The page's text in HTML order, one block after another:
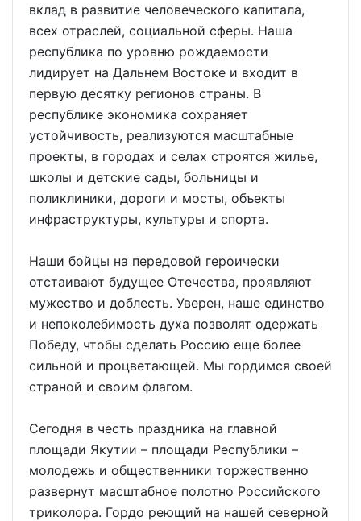
вклад в развитие человеческого капитала,
всех отраслей, социальной сферы. Наша
республика по уровню рождаемости
лидирует на Дальнем Востоке и входит в
первую десятку регионов страны. В
республике экономика сохраняет
устойчивость, реализуются масштабные
проекты, в городах и селах строятся жилье,
школы и детские сады, больницы и
поликлиники, дороги и мосты, объекты
инфраструктуры, культуры и спорта.
Наши бойцы на передовой героически
отстаивают будущее Отечества, проявляют
мужество и доблесть. Уверен, наше единство
и непоколебимость духа позволят одержать
Победу, чтобы сделать Россию еще более
сильной и процветающей. Мы гордимся своей
страной и своим флагом.
Сегодня в честь праздника на главной
площади Якутии – площади Республики –
молодежь и общественники торжественно
развернут масштабное полотно Российского
триколора. Гордо реющий на нашей северной